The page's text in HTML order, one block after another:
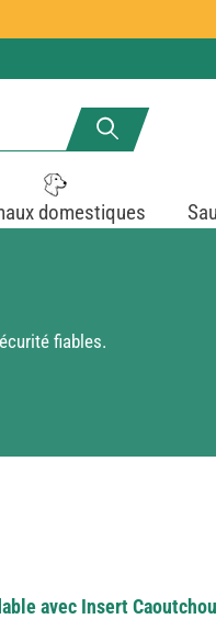
domestiques
fiables.
avec Insert